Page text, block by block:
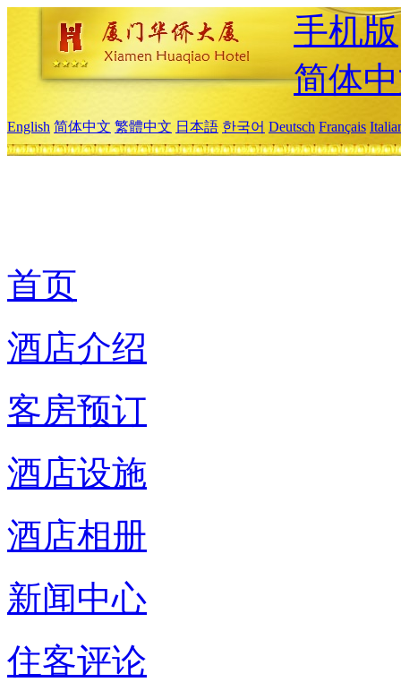
手机版
简体
English 简体中文 繁體中文 日本語 한국어 Deutsch Français
首页
酒店介绍
客房预订
酒店设施
酒店相册
新闻中心
住客评论